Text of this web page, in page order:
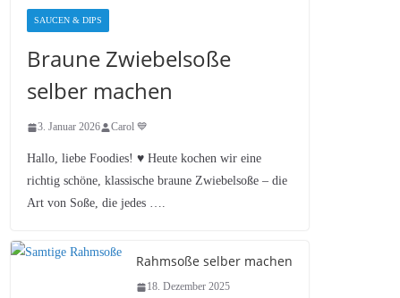
SAUCEN & DIPS
Braune Zwiebelsoße
selber machen
3. Januar 2026 Carol 💙
Hallo, liebe Foodies! ♥︎ Heute kochen wir eine
richtig schöne, klassische braune Zwiebelsoße – die
Art von Soße, die jedes ….
Rahmsoße selber machen
18. Dezember 2025